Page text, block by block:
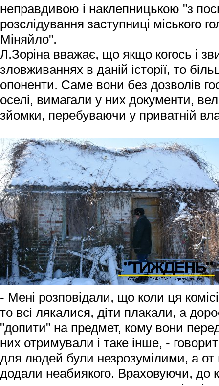
неправдивою і наклепницькою "з
розслідування заступниці міського
Міняйло".
Л.Зоріна вважає, що якщо когось і
зловживаннях в даній історії, то
опоненти. Саме вони без дозволів
оселі, вимагали у них документи,
зйомки, перебуваючи у приватній
- Мені розповідали, що коли ця
то всі лякалися, діти плакали, а
"допити" на предмет, кому вони
них отримували і таке інше, -
для людей були незрозумілими, а от
додали неабиякого. Враховуючи, до